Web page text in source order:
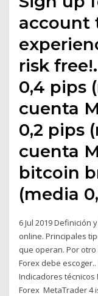
account
risk
0,4 pips
cuenta
0,2 pips
cuenta
bitcoin
(media
6 Jul 2019
online. Principales
que operan. Por
Forex debe
Indicadores técnicos
Forex MetaTrader 4